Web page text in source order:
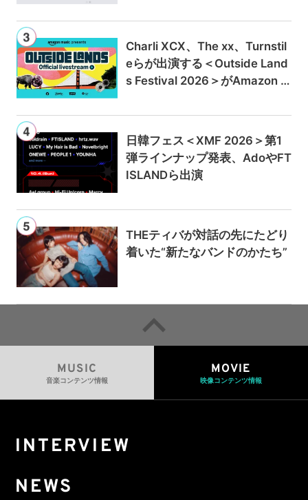
Charli XCX、The xx、Turnstil
eらが出演する＜Outside Land
s Festival 2026＞がAmazon M
ブ配信
日韓フェス＜XMF 2026＞第1
弾ラインナップ発表、AdoやFT
ISLANDら出演
THEティバが対話の先にたどり
着いた“新たなバンドのかたち”
MUSIC
音楽コンテンツ情報
MOVIE
映像コンテンツ情報
INTERVIEW
NEWS